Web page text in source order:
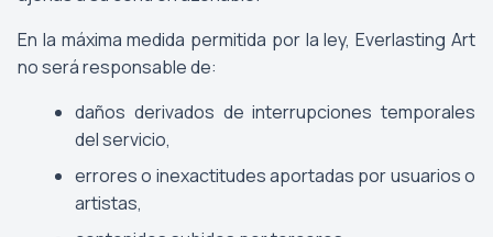
En la máxima medida permitida por la ley, Everlasting Art
no será responsable de:
daños derivados de interrupciones temporales
del servicio,
errores o inexactitudes aportadas por usuarios o
artistas,